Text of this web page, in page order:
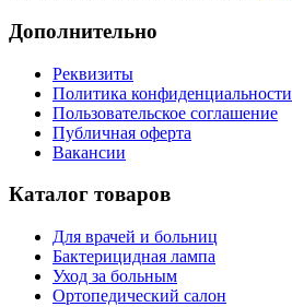
Дополнительно
Реквизиты
Политика конфиденциальности
Пользовательское соглашение
Публичная оферта
Вакансии
Каталог товаров
Для врачей и больниц
Бактерицидная лампа
Уход за больным
Ортопедический салон